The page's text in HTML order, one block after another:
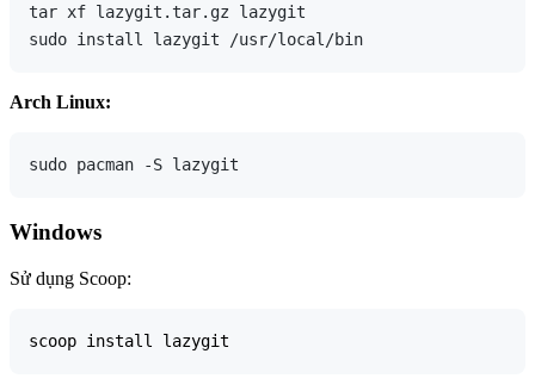
tar xf lazygit.tar.gz lazygit
Arch Linux:
Windows
Sử dụng Scoop: